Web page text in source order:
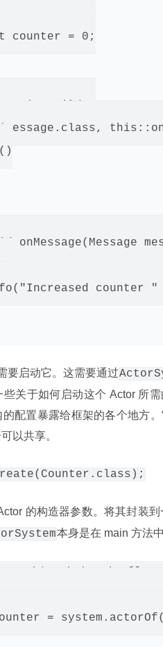
counter = 0;
onMessage(Message
counter "
要启动它。这需要通过
关于如何启动这个 Actor 所
配置暴露给框架的各个地方
以共享。
的构造器参数。将其封装
本身是在 main 方法
=